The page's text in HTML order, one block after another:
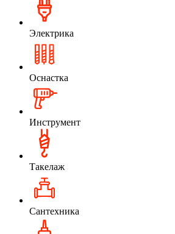
Электрика
Оснастка
Инструмент
Такелаж
Сантехника